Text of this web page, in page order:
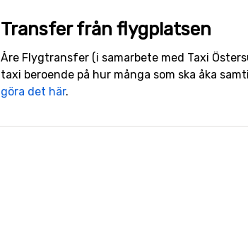
Transfer från flygplatsen
Åre Flygtransfer (i samarbete med Taxi
taxi beroende på hur många som ska åka
göra det här.